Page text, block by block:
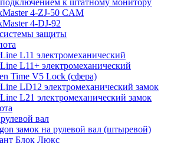
к штатному монитору
4-ZJ-50 CAM
4-DJ-92
защиты
L11 электромеханический
L11+ электромеханический
Time V5 Lock (сфера)
LD12 электромеханический замок
L21 электромеханический замок
вал
замок на рулевой вал (штыревой)
Блок Люкс